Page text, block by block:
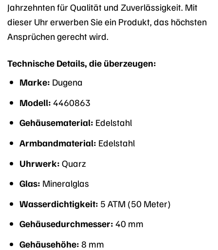
Jahrzehnten für Qualität und Zuverlässigkeit. Mit
dieser Uhr erwerben Sie ein Produkt, das höchsten
Ansprüchen gerecht wird.
Technische Details, die überzeugen:
Marke: Dugena
Modell: 4460863
Gehäusematerial: Edelstahl
Armbandmaterial: Edelstahl
Uhrwerk: Quarz
Glas: Mineralglas
Wasserdichtigkeit: 5 ATM (50 Meter)
Gehäusedurchmesser: 40 mm
Gehäusehöhe: 8 mm